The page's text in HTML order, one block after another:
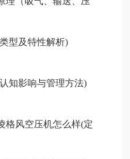
型及特性解析)
知影响与管理方法)
格风空压机怎么样(定